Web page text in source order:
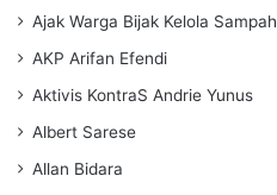
Ajak Warga Bijak Kelola Sampah
AKP Arifan Efendi
Aktivis KontraS Andrie Yunus
Albert Sarese
Allan Bidara